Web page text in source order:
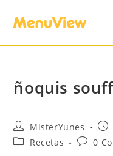
ñoquis
MisterYunes
Recetas
0